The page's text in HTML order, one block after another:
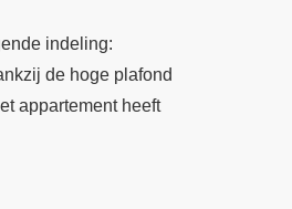
indeling:
de hoge plafond
appartement heeft